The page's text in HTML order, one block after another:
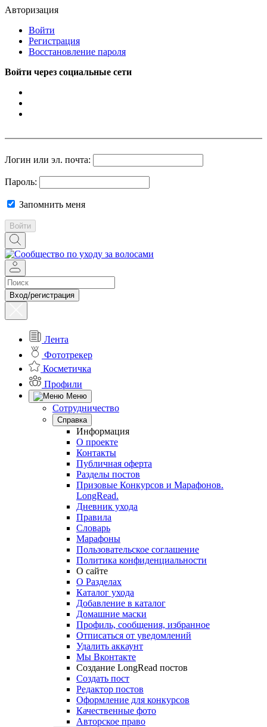
Авторизация
Войти
Регистрация
Восстановление пароля
Войти через социальные сети
Логин или эл. почта:
Пароль:
Запомнить меня
Войти
Вход/регистрация
Лента
Фототрекер
Косметичка
Профили
Меню
Сотрудничество
Справка
Информация
О проекте
Контакты
Публичная оферта
Разделы постов
Призовые Конкурсов и Марафонов.
LongRead.
Дневник ухода
Правила
Словарь
Марафоны
Пользовательское соглашение
Политика конфиденциальности
О сайте
О Разделах
Каталог ухода
Добавление в каталог
Домашние маски
Профиль, сообщения, избранное
Отписаться от уведомлений
Удалить аккаунт
Мы Вконтакте
Создание LongRead постов
Создать пост
Редактор постов
Оформление для конкурсов
Качественные фото
Авторское право